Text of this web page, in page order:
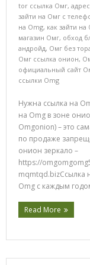
tor ссылка Омг,
зайти на Омг с
на Omg, как зайти на
магазин Омг, обход
андройд, Омг без
Омг ссылка онион,
официальный сайт
ссылки Omg
Нужна ссылка на
на Omg в зоне
Omgonion) – это
по продаже
онион зеркало –
https://
mqmtqd.bizСсылка
Omg с каждым
Read More